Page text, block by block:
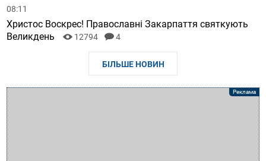
08:11
Христос Воскрес! Православні Закарпаття святкують
Великдень
12794 4
БІЛЬШЕ НОВИН